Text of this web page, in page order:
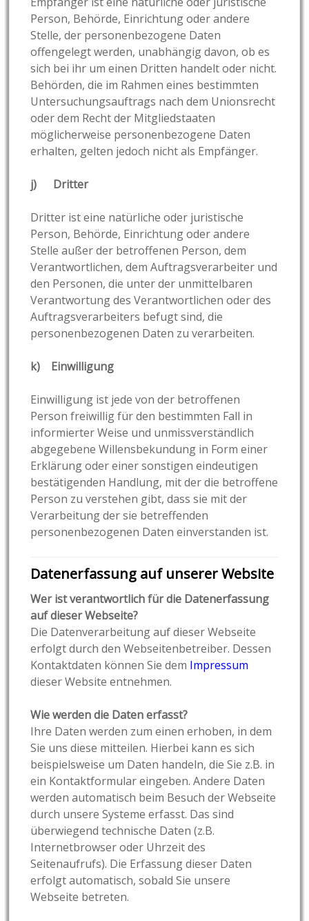
Person, Behörde, Einrichtung oder andere
Stelle, der personenbezogene Daten
offengelegt werden, unabhängig davon, ob es
sich bei ihr um einen Dritten handelt oder nicht.
Behörden, die im Rahmen eines bestimmten
Untersuchungsauftrags nach dem Unionsrecht
oder dem Recht der Mitgliedstaaten
möglicherweise personenbezogene Daten
erhalten, gelten jedoch nicht als Empfänger.
j) Dritter
Dritter ist eine natürliche oder juristische
Person, Behörde, Einrichtung oder andere
Stelle außer der betroffenen Person, dem
Verantwortlichen, dem Auftragsverarbeiter und
den Personen, die unter der unmittelbaren
Verantwortung des Verantwortlichen oder des
Auftragsverarbeiters befugt sind, die
personenbezogenen Daten zu verarbeiten.
k) Einwilligung
Einwilligung ist jede von der betroffenen
Person freiwillig für den bestimmten Fall in
informierter Weise und unmissverständlich
abgegebene Willensbekundung in Form einer
Erklärung oder einer sonstigen eindeutigen
bestätigenden Handlung, mit der die betroffene
Person zu verstehen gibt, dass sie mit der
Verarbeitung der sie betreffenden
personenbezogenen Daten einverstanden ist.
Datenerfassung auf unserer Website
Wer ist verantwortlich für die Datenerfassung
auf dieser Webseite?
Die Datenverarbeitung auf dieser Webseite
erfolgt durch den Webseitenbetreiber. Dessen
Kontaktdaten können Sie dem Impressum
dieser Website entnehmen.
Wie werden die Daten erfasst?
Ihre Daten werden zum einen erhoben, in dem
Sie uns diese mitteilen. Hierbei kann es sich
beispielsweise um Daten handeln, die Sie z.B. in
ein Kontaktformular eingeben. Andere Daten
werden automatisch beim Besuch der Webseite
durch unsere Systeme erfasst. Das sind
überwiegend technische Daten (z.B.
Internetbrowser oder Uhrzeit des
Seitenaufrufs). Die Erfassung dieser Daten
erfolgt automatisch, sobald Sie unsere
Webseite betreten.